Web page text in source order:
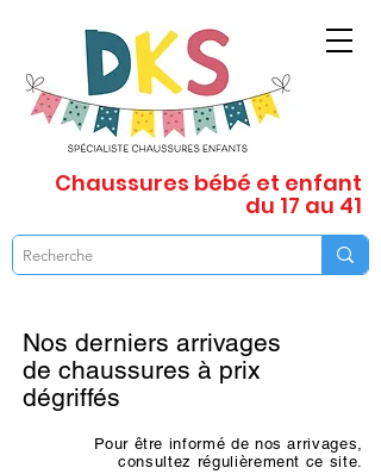
Chaussures bébé et enfant
du 17 au 41
Nos derniers arrivages
de chaussures à prix
dégriffés
Pour être informé de nos arrivages,
consultez régulièrement ce site.